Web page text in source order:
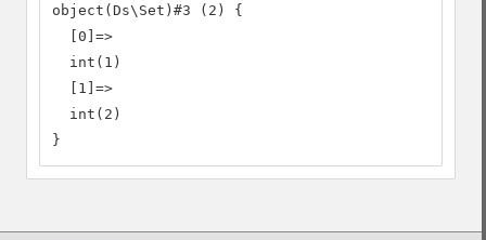
object(Ds\Set)#3 (2) {
  [0]=>
  int(1)
  [1]=>
  int(2)
}